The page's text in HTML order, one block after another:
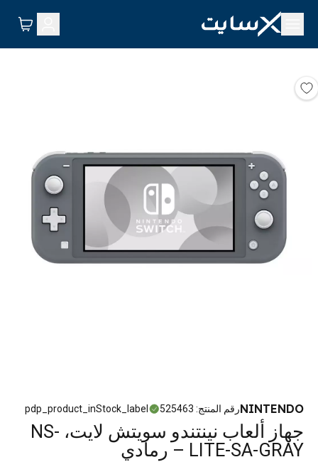
NINTENDOرقم المنتج:
525463
pdp_product_inStock_label
جهاز ألعاب نينتندو سويتش لايت، NS-
LITE-SA-GRAY – رمادي